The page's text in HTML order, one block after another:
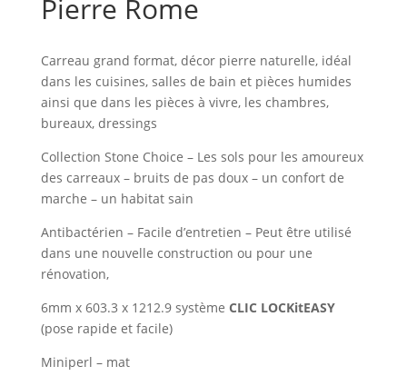
Pierre Rome
Carreau grand format, décor pierre naturelle, idéal
dans les cuisines, salles de bain et pièces humides
ainsi que dans les pièces à vivre, les chambres,
bureaux, dressings
Collection Stone Choice – Les sols pour les amoureux
des carreaux – bruits de pas doux – un confort de
marche – un habitat sain
Antibactérien – Facile d’entretien – Peut être utilisé
dans une nouvelle construction ou pour une
rénovation,
6mm x 603.3 x 1212.9 système CLIC LOCKitEASY
(pose rapide et facile)
Miniperl – mat